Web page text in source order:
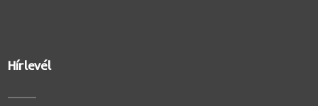
Hírlevél